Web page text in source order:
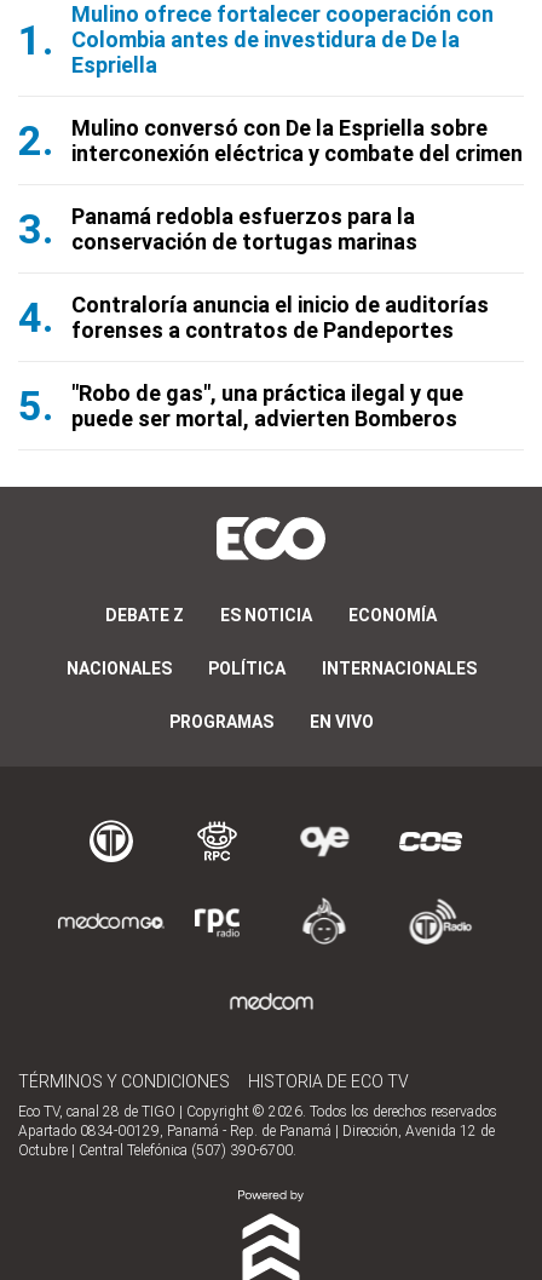
Mulino ofrece fortalecer cooperación con
Colombia antes de investidura de De la
Espriella
Mulino conversó con De la Espriella sobre
interconexión eléctrica y combate del crimen
Panamá redobla esfuerzos para la
conservación de tortugas marinas
Contraloría anuncia el inicio de auditorías
forenses a contratos de Pandeportes
"Robo de gas", una práctica ilegal y que
puede ser mortal, advierten Bomberos
DEBATE Z ES NOTICIA ECONOMÍA
NACIONALES POLÍTICA INTERNACIONALES
PROGRAMAS EN VIVO
TÉRMINOS Y CONDICIONES HISTORIA DE ECO TV
Eco TV, canal 28 de TIGO | Copyright © 2026. Todos los derechos reservados
Apartado 0834-00129, Panamá - Rep. de Panamá | Dirección, Avenida 12 de
Octubre | Central Telefónica (507) 390-6700.